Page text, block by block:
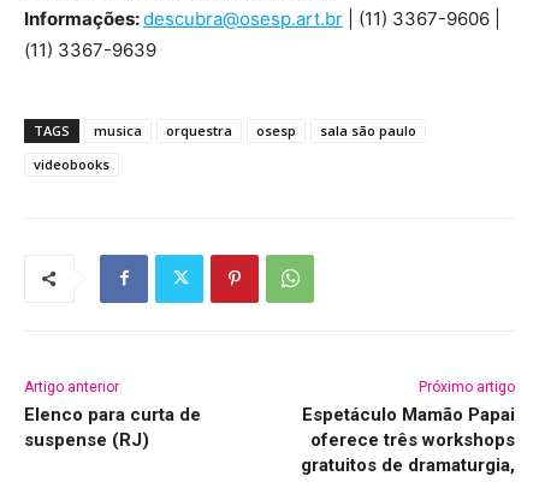
Informações:descubra@osesp.art.br | (11) 3367-9606 |
(11) 3367-9639
TAGS musica orquestra osesp
sala são paulo
videobooks
Artigo anterior
Elenco para curta de
suspense (RJ)
Próximo artigo
Espetáculo Mamão Papai
oferece três workshops
gratuitos de dramaturgia,